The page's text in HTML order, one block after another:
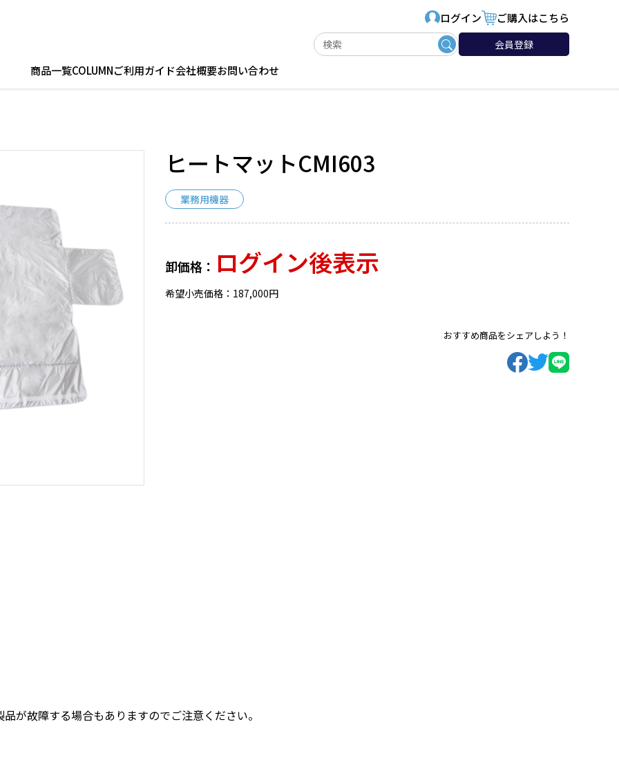
ログイン ご購入はこちら
会員登録
商品一覧COLUMNご利用ガイド会社概要お問い合わせ
ヒートマットCMI603
業務用機器
卸価格： ログイン後表示
希望小売価格：187,000円
おすすめ商品をシェアしよう！
が故障する場合もありますのでご注意ください。